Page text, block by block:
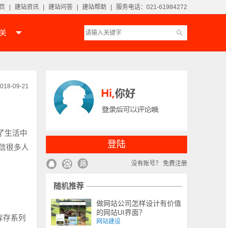
建站资讯 建站问答 建站帮助 服务电话：021-61984272
09-21
生活中
很多人
系列
登陆
没有账号？ 免费注册
随机推荐
做网站公司怎样设计有价值
的网站UI界面？
网站建设